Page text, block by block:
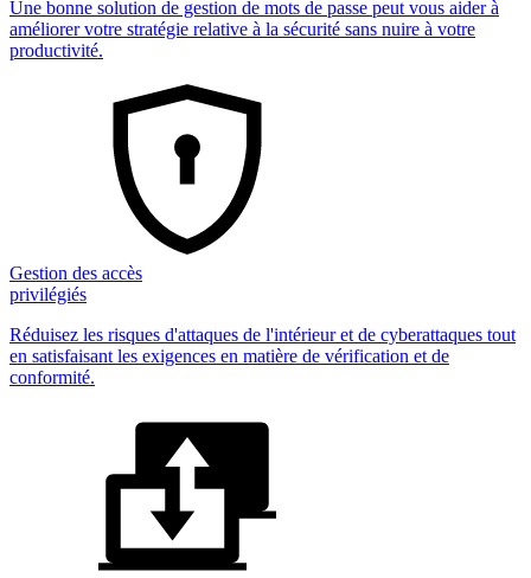
Une bonne solution de gestion de mots de passe peut vous aider à
améliorer votre stratégie relative à la sécurité sans nuire à votre
productivité.
Gestion des accès
privilégiés
Réduisez les risques d'attaques de l'intérieur et de cyberattaques tout
en satisfaisant les exigences en matière de vérification et de
conformité.